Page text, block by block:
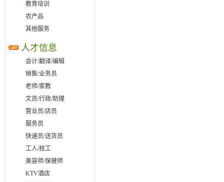
教育培训
农产品
其他服务
人才信息
会计/翻译/编辑
销售/业务员
老师/家教
文员/行政/助理
营业员/店员
服务员
快递员/送货员
工人/技工
美容师/保健师
KTV酒店